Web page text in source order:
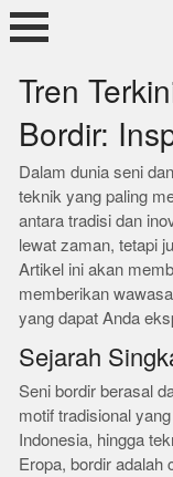
Skip
to
Tren
Bordir:
Dalam dunia seni
teknik yang paling
antara tradisi dan
lewat zaman, tetapi
Artikel ini akan
memberikan
yang dapat Anda
Sejarah
Seni bordir berasal
motif tradisional
Indonesia, hingga
Eropa, bordir adalah